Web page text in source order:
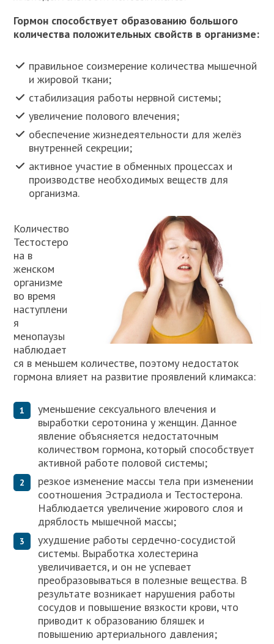
Гормон способствует образованию большого
количества положительных свойств в организме:
правильное соизмерение количества мышечной
и жировой ткани;
стабилизация работы нервной системы;
увеличение полового влечения;
обеспечение жизнедеятельности для желёз
внутренней секреции;
активное участие в обменных процессах и
производстве необходимых веществ для
организма.
Количество
Тестостеро
на в
женском
организме
во время
наступлени
я
менопаузы
наблюдает
ся в меньшем количестве, поэтому недостаток
гормона влияет на развитие проявлений климакса:
уменьшение сексуального влечения и
выработки серотонина у женщин. Данное
явление объясняется недостаточным
количеством гормона, который способствует
активной работе половой системы;
резкое изменение массы тела при изменении
соотношения Эстрадиола и Тестостерона.
Наблюдается увеличение жирового слоя и
дряблость мышечной массы;
ухудшение работы сердечно-сосудистой
системы. Выработка холестерина
увеличивается, и он не успевает
преобразовываться в полезные вещества. В
результате возникает нарушения работы
сосудов и повышение вязкости крови, что
приводит к образованию бляшек и
повышению артериального давления;